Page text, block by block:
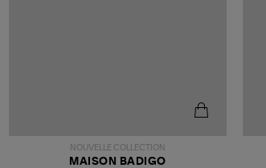
NOUVELLE COLLECTION
MAISON BADIGO